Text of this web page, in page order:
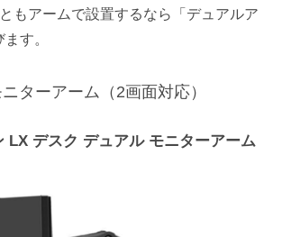
もアームで設置するなら「デュアルア
す。
ターアーム（2画面対応）
LX デスク デュアル モニターアーム